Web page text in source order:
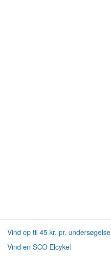
Vind op til 45 kr. pr. undersøgelse
Vind en SCO Elcykel